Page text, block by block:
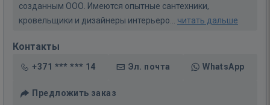
созданным ООО. Имеются опытные сантехники,
кровельщики и дизайнеры интерьеро... читать дальше
Контакты
+371 *** *** 14 Эл. почта WhatsApp
Предложить заказ